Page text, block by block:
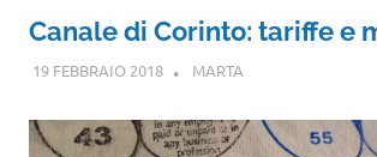
Canale di Corinto: tariffe e
19 FEBBRAIO 2018 MARTA